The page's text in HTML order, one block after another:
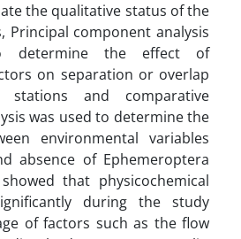
the qualitative status of the
Principal component analysis
determine the effect of
on separation or overlap
and comparative
was used to determine the
environmental variables
absence of Ephemeroptera
that physicochemical
during the study
of factors such as the flow